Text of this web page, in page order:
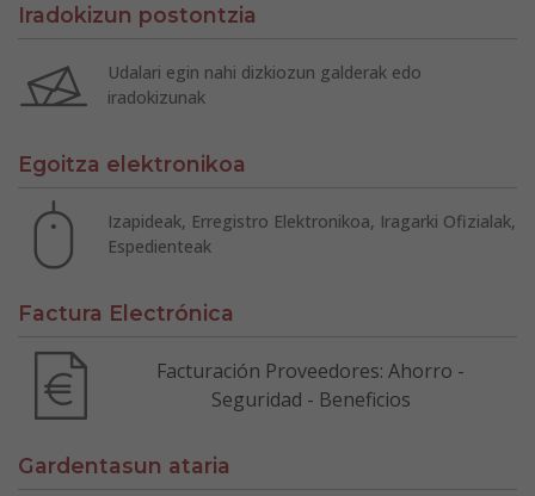
Iradokizun postontzia
Udalari egin nahi dizkiozun galderak edo
iradokizunak
Egoitza elektronikoa
Izapideak, Erregistro Elektronikoa, Iragarki Ofizialak,
Espedienteak
Factura Electrónica
Facturación Proveedores: Ahorro -
Seguridad - Beneficios
Gardentasun ataria